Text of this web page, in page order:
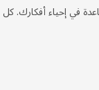
إحياء أفكارك. كل